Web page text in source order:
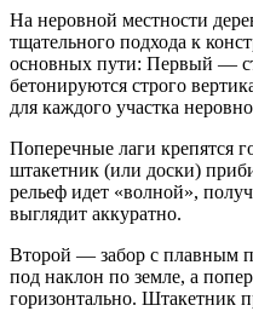
На неровной местности
тщательного подхода к
основных пути: Первый —
бетонируются строго
для каждого участка
Поперечные лаги крепятся
штакетник (или доски)
рельеф идет «волной»,
выглядит аккуратно.
Второй — забор с плавным
под наклон по земле, а
горизонтально. Штакетник